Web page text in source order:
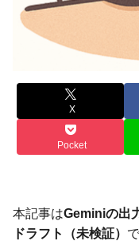
X
Pocket
本記事はGeminiの出
ドラフト（未検証）